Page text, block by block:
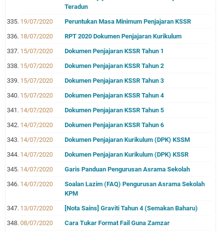
Teradun
19/07/2020
Peruntukan Masa Minimum Penjajaran KSSR
18/07/2020
RPT 2020 Dokumen Penjajaran Kurikulum
15/07/2020
Dokumen Penjajaran KSSR Tahun 1
15/07/2020
Dokumen Penjajaran KSSR Tahun 2
15/07/2020
Dokumen Penjajaran KSSR Tahun 3
15/07/2020
Dokumen Penjajaran KSSR Tahun 4
14/07/2020
Dokumen Penjajaran KSSR Tahun 5
14/07/2020
Dokumen Penjajaran KSSR Tahun 6
14/07/2020
Dokumen Penjajaran Kurikulum (DPK) KSSM
14/07/2020
Dokumen Penjajaran Kurikulum (DPK) KSSR
14/07/2020
Garis Panduan Pengurusan Asrama Sekolah
14/07/2020
Soalan Lazim (FAQ) Pengurusan Asrama Sekolah
KPM
13/07/2020
[Nota Sains] Graviti Tahun 4 (Semakan Baharu)
08/07/2020
Cara Tukar Format Fail Guna Zamzar